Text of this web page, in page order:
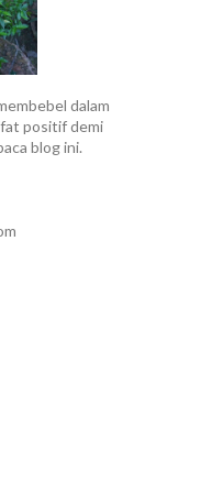
dalam
positif demi
blog ini.